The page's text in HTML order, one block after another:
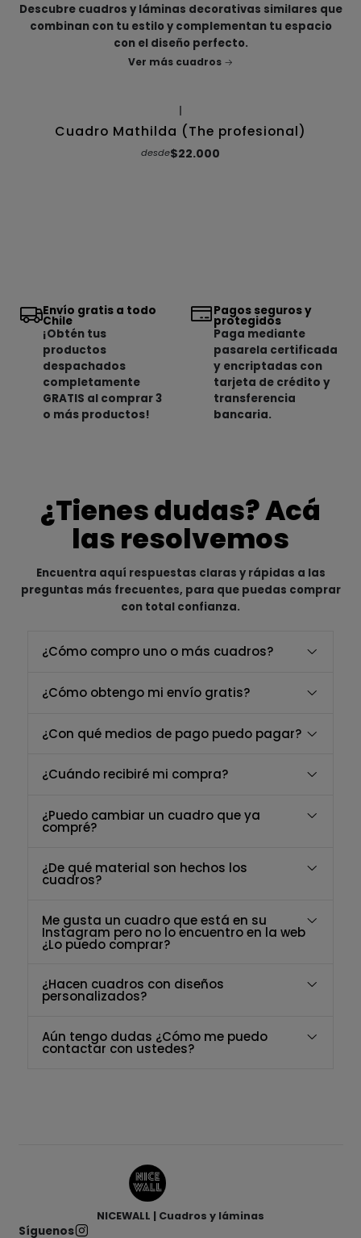
Descubre cuadros y láminas decorativas similares que
combinan con tu estilo y complementan tu espacio
con el diseño perfecto.
Ver más cuadros
Cuadro Mathilda (The profesional)
desde$22.000
Envío gratis a todo
Chile
¡Obtén tus
productos
despachados
completamente
GRATIS al comprar 3
o más productos!
Pagos seguros y
protegidos
Paga mediante
pasarela certificada
y encriptadas con
tarjeta de crédito y
transferencia
bancaria.
¿Tienes dudas? Acá
las resolvemos
Encuentra aquí respuestas claras y rápidas a las
preguntas más frecuentes, para que puedas comprar
con total confianza.
¿Cómo compro uno o más cuadros?
¿Cómo obtengo mi envío gratis?
¿Con qué medios de pago puedo pagar?
¿Cuándo recibiré mi compra?
¿Puedo cambiar un cuadro que ya
compré?
¿De qué material son hechos los
cuadros?
Me gusta un cuadro que está en su
Instagram pero no lo encuentro en la web
¿Lo puedo comprar?
¿Hacen cuadros con diseños
personalizados?
Aún tengo dudas ¿Cómo me puedo
contactar con ustedes?
NICEWALL | Cuadros y láminas
Síguenos